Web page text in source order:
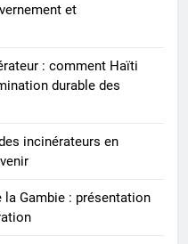
d’incinération
et
: comment Haïti
durable des
incinérateurs en
la Gambie : présentation